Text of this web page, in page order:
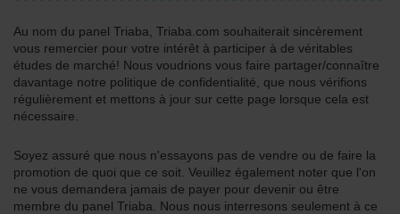
Au nom du panel Triaba, Triaba.com souhaiterait sincèrement
vous remercier pour votre intérêt à participer à de véritables
études de marché! Nous voudrions vous faire partager/connaître
davantage notre politique de confidentialité, que nous vérifions
régulièrement et mettons à jour sur cette page lorsque cela est
nécessaire.
Soyez assuré que nous n'essayons pas de vendre ou de faire la
promotion de quoi que ce soit. Veuillez également noter que l'on
ne vous demandera jamais de payer pour devenir ou être
membre du panel Triaba. Nous nous interresons seulement à ce